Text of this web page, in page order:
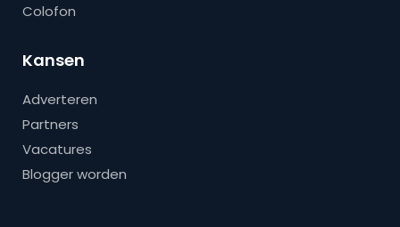
Colofon
Kansen
Adverteren
Partners
Vacatures
Blogger worden